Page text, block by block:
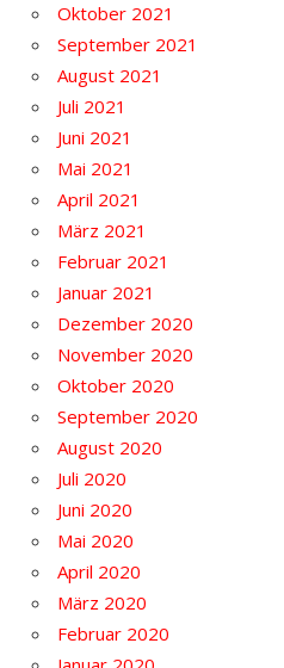
Oktober 2021
September 2021
August 2021
Juli 2021
Juni 2021
Mai 2021
April 2021
März 2021
Februar 2021
Januar 2021
Dezember 2020
November 2020
Oktober 2020
September 2020
August 2020
Juli 2020
Juni 2020
Mai 2020
April 2020
März 2020
Februar 2020